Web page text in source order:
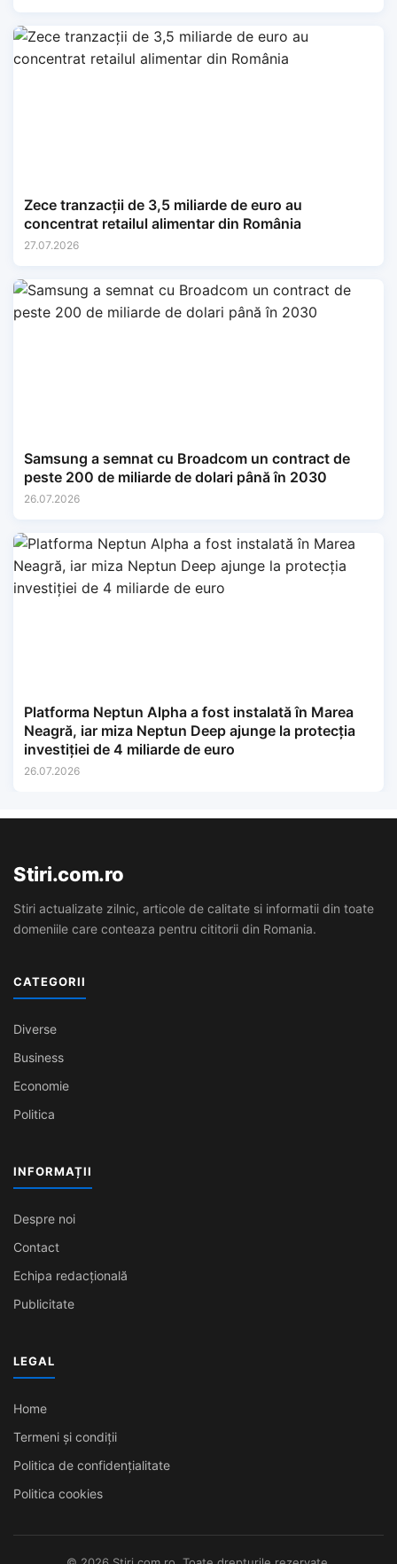
Zece tranzacții de 3,5 miliarde de euro au
concentrat retailul alimentar din România
27.07.2026
Samsung a semnat cu Broadcom un contract de
peste 200 de miliarde de dolari până în 2030
26.07.2026
Platforma Neptun Alpha a fost instalată în Marea
Neagră, iar miza Neptun Deep ajunge la protecția
investiției de 4 miliarde de euro
26.07.2026
Stiri.com.ro
Stiri actualizate zilnic, articole de calitate si informatii din toate
domeniile care conteaza pentru cititorii din Romania.
CATEGORII
Diverse
Business
Economie
Politica
INFORMAȚII
Despre noi
Contact
Echipa redacțională
Publicitate
LEGAL
Home
Termeni și condiții
Politica de confidențialitate
Politica cookies